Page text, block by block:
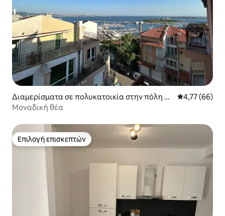
Διαμερίσματα σε πολυκατοικία στην πόλη Σ
ωζόπολη
Μέση
4,77 (66)
Μοναδική θέα
Επιλογή επισκεπτών
Επιλογή επισκεπτών